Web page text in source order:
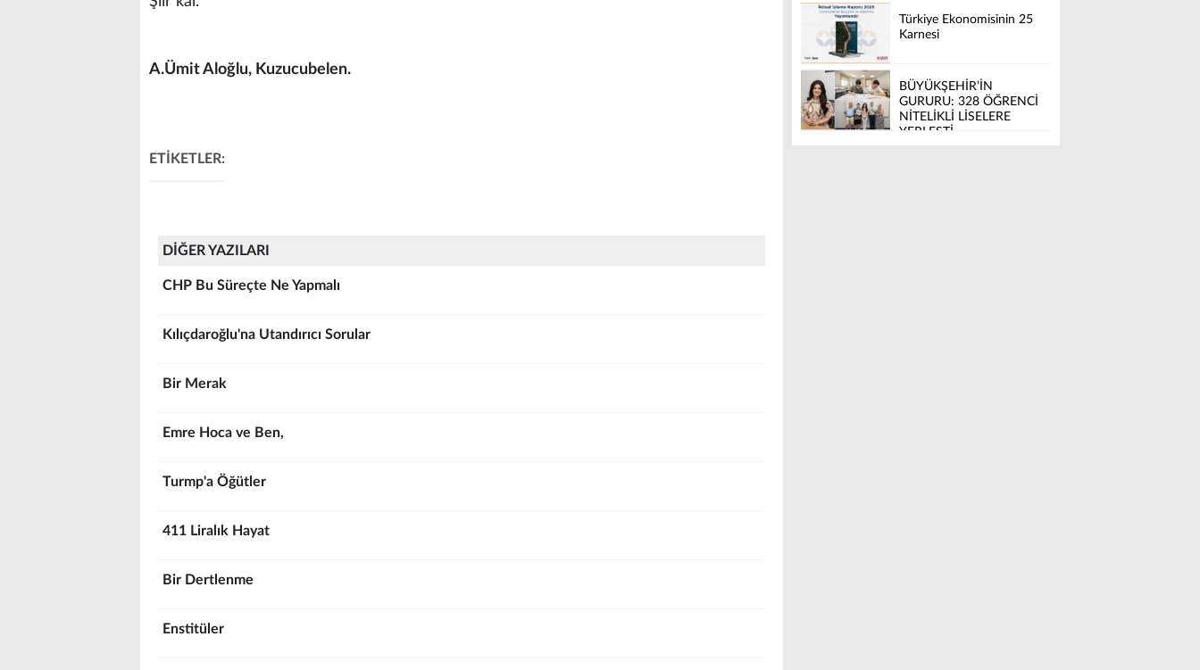
A.Ümit Aloğlu, Kuzucubelen.
ETİKETLER:
DİĞER YAZILARI
CHP Bu Süreçte Ne Yapmalı
Kılıçdaroğlu'na Utandırıcı Sorular
Bir Merak
Emre Hoca ve Ben,
Turmp'a Öğütler
411 Liralık Hayat
Bir Dertlenme
Enstitüler
Türkiye Ekonomisinin 25
Karnesi
BÜYÜKŞEHİR’İN
GURURU: 328 ÖĞRENCİ
NİTELİKLİ LİSELERE
YERLEŞTİ